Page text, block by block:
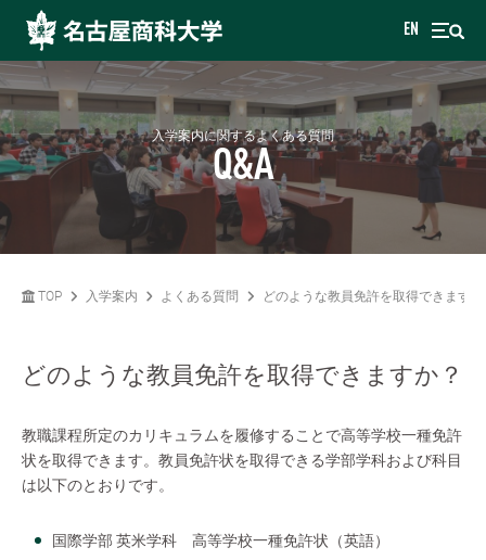
EN
入学案内に関するよくある質問
Q&A
TOP 入学案内 よくある質問 どのような教員免許を取得できますか
どのような教員免許を取得できますか？
教職課程所定のカリキュラムを履修することで高等学校一種免許
状を取得できます。教員免許状を取得できる学部学科および科目
は以下のとおりです。
国際学部 英米学科 高等学校一種免許状（英語）